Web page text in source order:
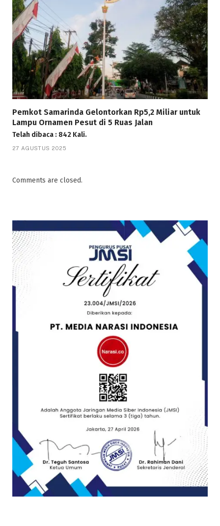
Pemkot Samarinda Gelontorkan Rp5,2 Miliar untuk
Lampu Ornamen Pesut di 5 Ruas Jalan
Telah dibaca : 842 Kali.
27 AGUSTUS 2025
Comments are closed.